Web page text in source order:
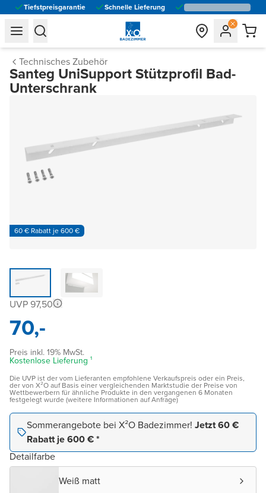
Tiefstpreisgarantie Schnelle Lieferung
general.navigation.toggle_menu.label
general.navigation.toggle_menu.label
Technisches Zubehör
Santeg UniSupport Stützprofil Bad-
Unterschrank
60 € Rabatt je 600 €
UVP 97,50
70,-
Preis inkl. 19% MwSt.
Kostenlose Lieferung ¹
Die UVP ist der vom Lieferanten empfohlene Verkaufspreis oder ein Preis,
der von X²O auf Basis einer vergleichenden Marktstudie der Preise von
Wettbewerbern für ähnliche Produkte in den vergangenen 6 Monaten
festgelegt wurde (weitere Informationen auf Anfrage)
Sommerangebote bei X²O Badezimmer! Jetzt 60 €
Rabatt je 600 € *
Detailfarbe
Weiß matt